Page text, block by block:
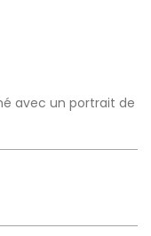
avec un portrait de